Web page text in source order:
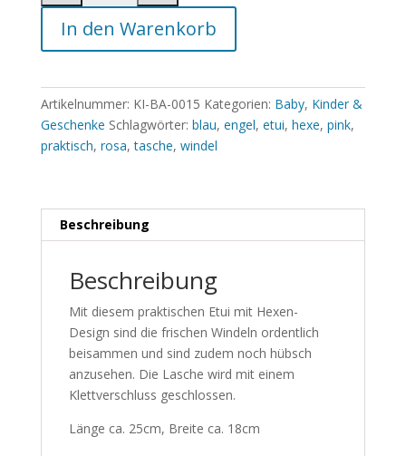
In den Warenkorb
Artikelnummer: KI-BA-0015 Kategorien: Baby, Kinder &
Geschenke Schlagwörter: blau, engel, etui, hexe, pink,
praktisch, rosa,tasche, windel
Beschreibung
Beschreibung
Mit diesem praktischen Etui mit Hexen-
Design sind die frischen Windeln ordentlich
beisammen und sind zudem noch hübsch
anzusehen. Die Lasche wird mit einem
Klettverschluss geschlossen.
Länge ca. 25cm, Breite ca. 18cm